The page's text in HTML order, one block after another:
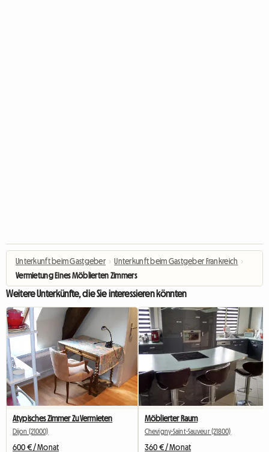
Unterkunft beim Gastgeber › Unterkunft beim Gastgeber Frankreich ›
Vermietung Eines Möblierten Zimmers
Weitere Unterkünfte, die Sie interessieren könnten
Atypisches Zimmer Zu Vermieten
Dijon (21000)
600 € / Monat
Möblierter Raum
Chevigny-Saint-Sauveur (21800)
360 € / Monat